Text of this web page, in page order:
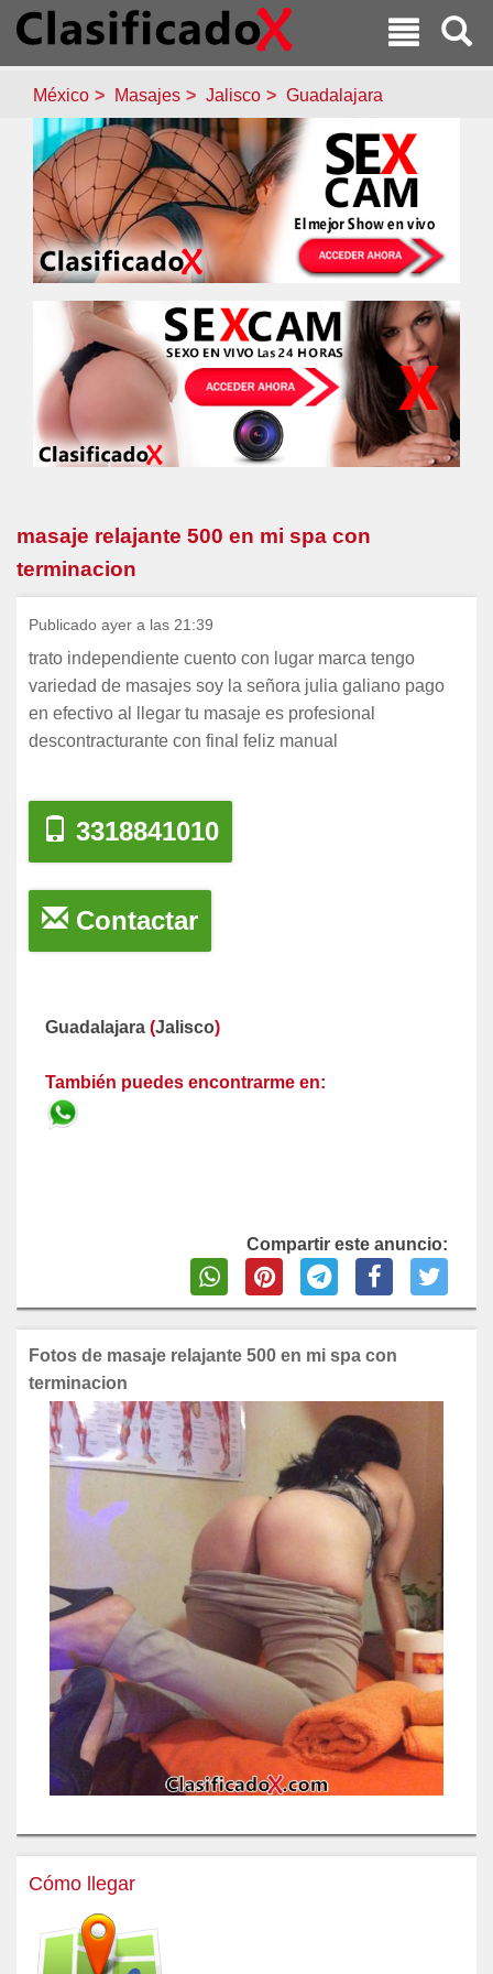
México Masajes Jalisco Guadalajara
masaje relajante 500 en mi spa con
terminacion
Publicado ayer a las 21:39
trato independiente cuento con lugar marca tengo
variedad de masajes soy la señora julia galiano pago
en efectivo al llegar tu masaje es profesional
descontracturante con final feliz manual
3318841010
Contactar
Guadalajara (Jalisco)
También puedes encontrarme en:
Compartir este anuncio:
Fotos de masaje relajante 500 en mi spa con
terminacion
Cómo llegar